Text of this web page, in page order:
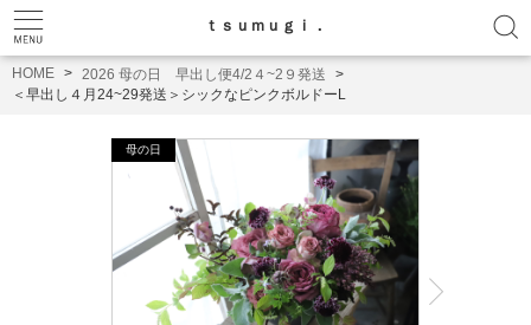
ｔｓｕｍｕｇｉ．
HOME
2026 母の日 早出し便4/2４~2９発送
＜早出し４月24~29発送＞シックなピンクボルドーL